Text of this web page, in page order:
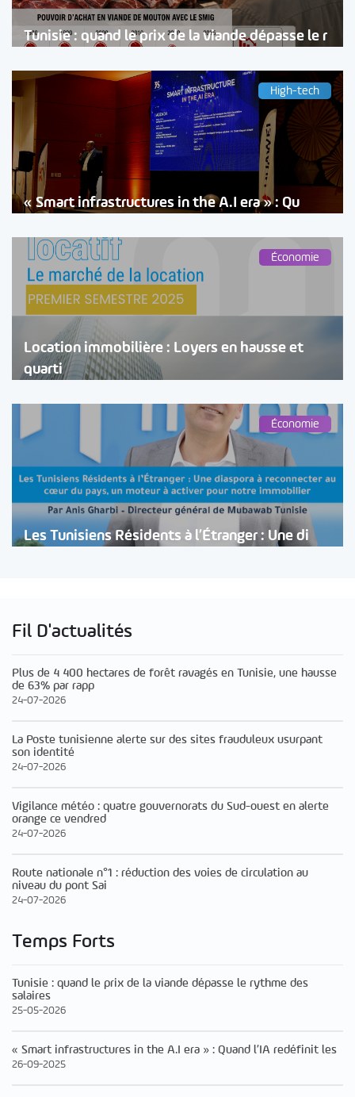
Tunisie : quand le prix de la viande dépasse le r
High-tech
« Smart infrastructures in the A.I era » : Qu
Économie
Location immobilière : Loyers en hausse et
quarti
Économie
Les Tunisiens Résidents à l’Étranger : Une di
Fil D'actualités
Plus de 4 400 hectares de forêt ravagés en Tunisie, une hausse
de 63% par rapp
24-07-2026
La Poste tunisienne alerte sur des sites frauduleux usurpant
son identité
24-07-2026
Vigilance météo : quatre gouvernorats du Sud-ouest en alerte
orange ce vendred
24-07-2026
Route nationale n°1 : réduction des voies de circulation au
niveau du pont Sai
24-07-2026
Temps Forts
Tunisie : quand le prix de la viande dépasse le rythme des
salaires
25-05-2026
« Smart infrastructures in the A.I era » : Quand l’IA redéfinit les
26-09-2025